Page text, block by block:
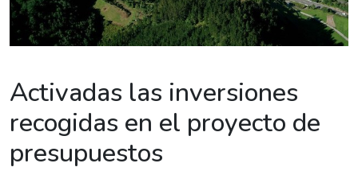
Activadas las inversiones
recogidas en el proyecto de
presupuestos